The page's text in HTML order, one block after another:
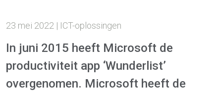
23 mei 2022 | ICT-oplossingen
In juni 2015 heeft Microsoft de
productiviteit app ‘Wunderlist’
overgenomen. Microsoft heeft de